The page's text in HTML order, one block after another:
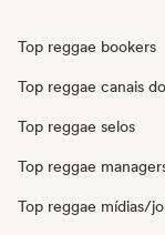
Top reggae bookers
Top reggae canais
Top reggae selos
Top reggae
Top reggae mídias/